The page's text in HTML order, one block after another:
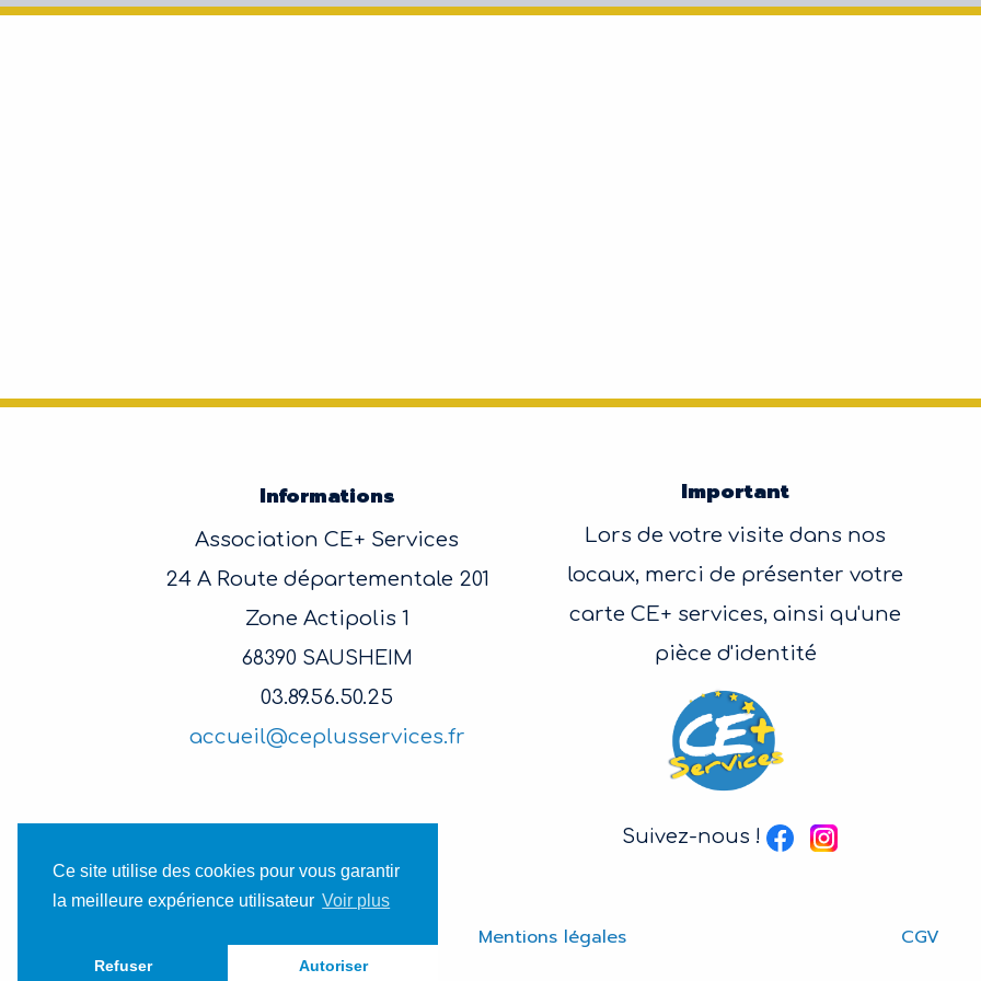
Ce site utilise des cookies pour vous garantir
la meilleure expérience utilisateur Voir plus
Refuser Autoriser
Informations
Association CE+ Services
24 A Route départementale 201
Zone Actipolis 1
68390 SAUSHEIM
03.89.56.50.25
accueil@ceplusservices.fr
Important
Lors de votre visite dans nos
locaux, merci de présenter votre
carte CE+ services, ainsi qu'une
pièce d'identité
Suivez-nous !
Mentions légales CGV